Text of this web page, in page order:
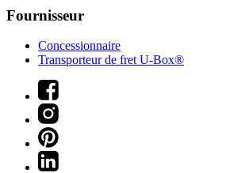
Fournisseur
Concessionnaire
Transporteur de fret U-Box®